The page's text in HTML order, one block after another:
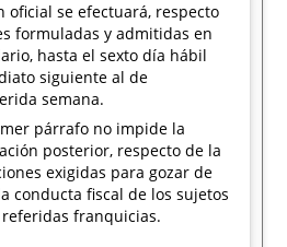
oficial se efectuará, respecto
formuladas y admitidas en
hasta el sexto día hábil
siguiente al de
semana.
párrafo no impide la
posterior, respecto de la
exigidas para gozar de
conducta fiscal de los sujetos
franquicias.